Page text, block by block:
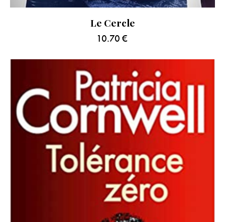
Le Cercle
10.70 €